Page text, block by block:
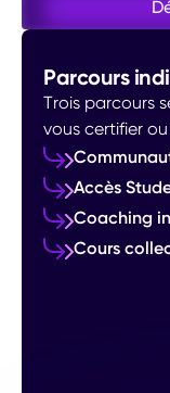
Parcours
Trois parcours
vous certifier
Accès
Coaching
Cours